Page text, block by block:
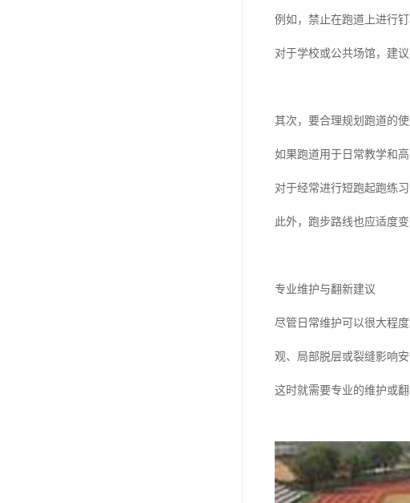
例如，禁止在跑道上进行
对于学校或公共场馆，建
其次，要合理规划跑道的使
如果跑道用于日常教学和
对于经常进行短跑起跑练
此外，跑步路线也应适度
专业维护与翻新建议
尽管日常维护可以很大程
观、局部脱层或裂缝影响安
这时就需要专业的维护或翻